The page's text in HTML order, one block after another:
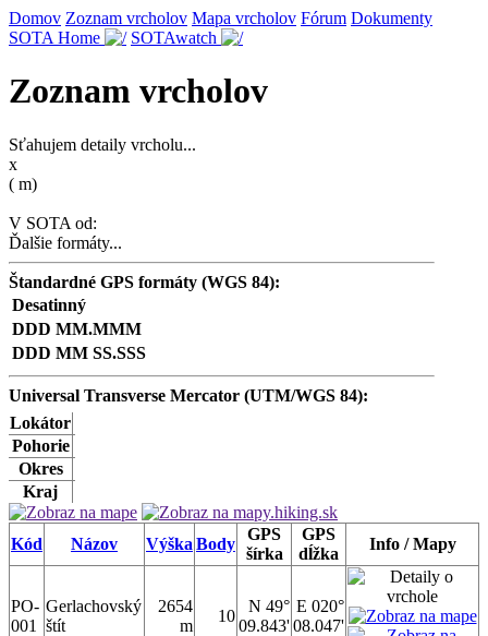
Domov Zoznam vrcholov Mapa vrcholov Fórum Dokumenty
SOTA Home
SOTAwatch
Zoznam vrcholov
Sťahujem detaily vrcholu...
x
( m)
V SOTA od:
Ďalšie formáty...
Štandardné GPS formáty (WGS 84):
Desatinný
DDD MM.MMM
DDD MM SS.SSS
Universal Transverse Mercator (UTM/WGS 84):
Lokátor
Pohorie
Okres
Kraj
Kód Názov Výška Body
GPS
šírka
GPS
dĺžka
Info / Mapy
PO-
001
Gerlachovský
štít
2654
m
10
N 49°
09.843'
E 020°
08.047'